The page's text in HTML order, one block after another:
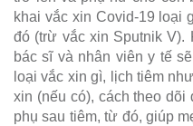
khai vắc xin Covid-19 loại
đó (trừ vắc xin Sputnik V).
bác sĩ và nhân viên y tế
loại vắc xin gì, lịch tiêm
xin (nếu có), cách theo
phụ sau tiêm, từ đó, giúp